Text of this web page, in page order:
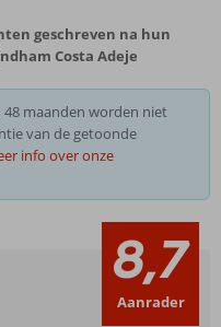
geschreven na hun
Costa Adeje
maanden worden niet
van de getoonde
info over onze
8,7
Aanrader